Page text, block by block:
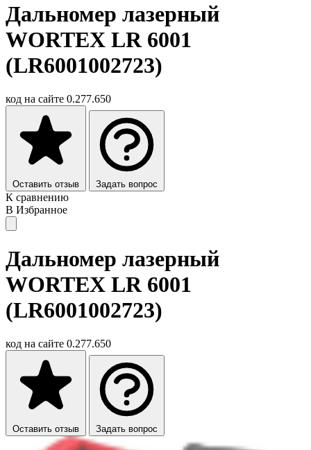
Дальномер лазерный
WORTEX LR 6001
(LR6001002723)
код на сайте 0.277.650
Оставить отзыв Задать вопрос
К сравнению
В Избранное
Дальномер лазерный
WORTEX LR 6001
(LR6001002723)
код на сайте 0.277.650
Оставить отзыв Задать вопрос